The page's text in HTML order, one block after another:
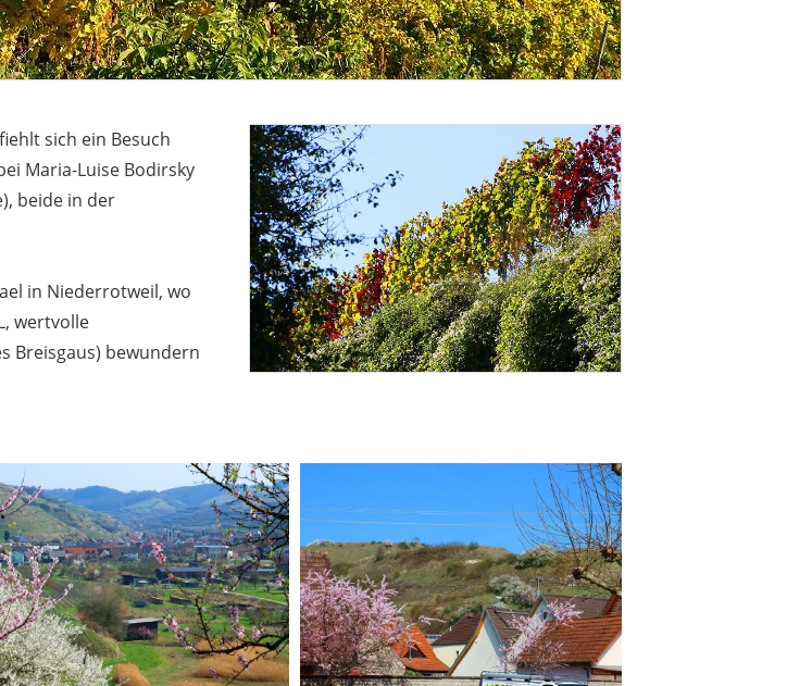
sich ein Besuch
Maria-Luise Bodirsky
beide in der
in Niederrotweil, wo
wertvolle
Breisgaus) bewundern